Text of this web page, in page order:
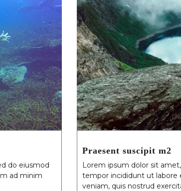
do eiusmod
ad minim
Praesent suscipit m2
Lorem ipsum dolor sit
tempor incididunt ut labore
veniam, quis nostrud